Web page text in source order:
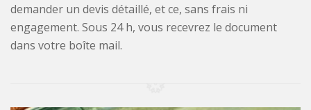
demander un devis détaillé, et ce, sans frais ni
engagement. Sous 24 h, vous recevrez le document
dans votre boîte mail.